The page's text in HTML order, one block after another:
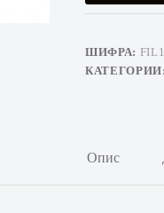
ШИФРА:
КАТЕГОРИИ:
Опис